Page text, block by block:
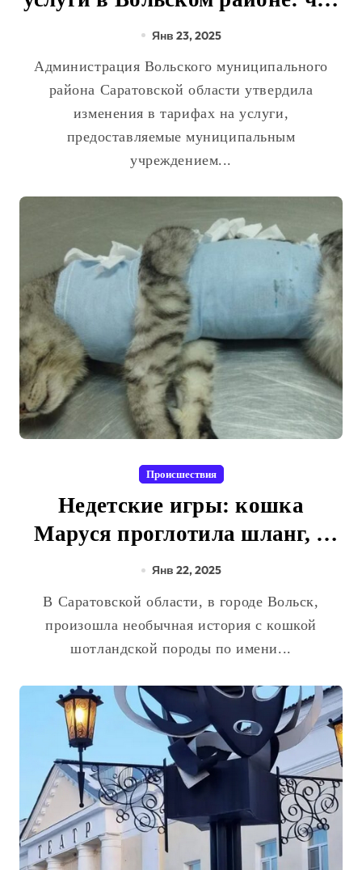
изменится с 2025 года?
Янв 23, 2025
Администрация Вольского муниципального
района Саратовской области утвердила
изменения в тарифах на услуги,
предоставляемые муниципальным
учреждением...
Происшествия
Недетские игры: кошка
Маруся проглотила шланг, а
врачи подарили ей второй
шанс
Янв 22, 2025
В Саратовской области, в городе Вольск,
произошла необычная история с кошкой
шотландской породы по имени...